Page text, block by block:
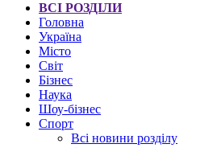
ВСІ РОЗДІЛИ
Головна
Україна
Місто
Світ
Бізнес
Наука
Шоу-бізнес
Спорт
Всі новини розділу